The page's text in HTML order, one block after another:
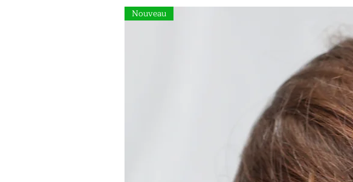
Nouveau